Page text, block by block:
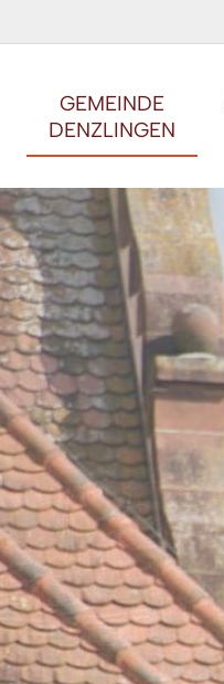
GEMEINDE
DENZLINGEN